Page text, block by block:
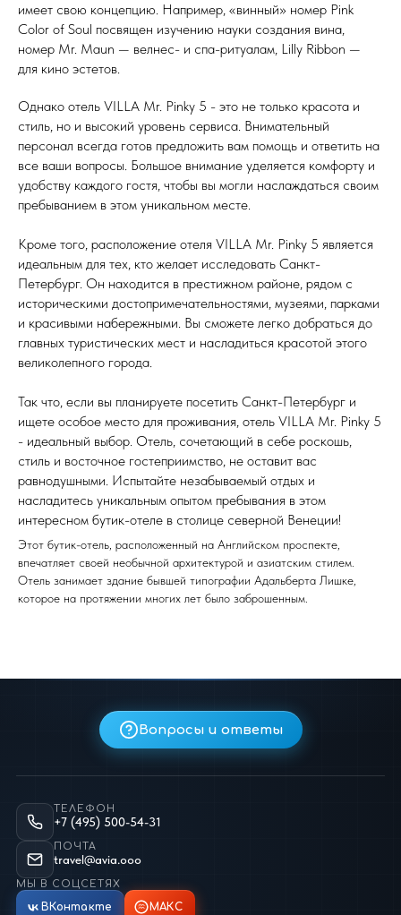
имеет свою концепцию. Например, «винный» номер Pink
Color of Soul посвящен изучению науки создания вина,
номер Mr. Maun — велнес- и спа-ритуалам, Lilly Ribbon —
для кино эстетов.
Однако отель VILLA Mr. Pinky 5 - это не только красота и
стиль, но и высокий уровень сервиса. Внимательный
персонал всегда готов предложить вам помощь и ответить на
все ваши вопросы. Большое внимание уделяется комфорту и
удобству каждого гостя, чтобы вы могли наслаждаться своим
пребыванием в этом уникальном месте.
Кроме того, расположение отеля VILLA Mr. Pinky 5 является
идеальным для тех, кто желает исследовать Санкт-
Петербург. Он находится в престижном районе, рядом с
историческими достопримечательностями, музеями, парками
и красивыми набережными. Вы сможете легко добраться до
главных туристических мест и насладиться красотой этого
великолепного города.
Так что, если вы планируете посетить Санкт-Петербург и
ищете особое место для проживания, отель VILLA Mr. Pinky 5
- идеальный выбор. Отель, сочетающий в себе роскошь,
стиль и восточное гостеприимство, не оставит вас
равнодушными. Испытайте незабываемый отдых и
насладитесь уникальным опытом пребывания в этом
интересном бутик-отеле в столице северной Венеции!
Этот бутик-отель, расположенный на Английском проспекте,
впечатляет своей необычной архитектурой и азиатским стилем.
Отель занимает здание бывшей типографии Адальберта Лишке,
которое на протяжении многих лет было заброшенным.
Вопросы и ответы
ТЕЛЕФОН
+7 (495) 500-54-31
ПОЧТА
travel@avia.ooo
МЫ В СОЦСЕТЯХ
ВКонтакте МАКС